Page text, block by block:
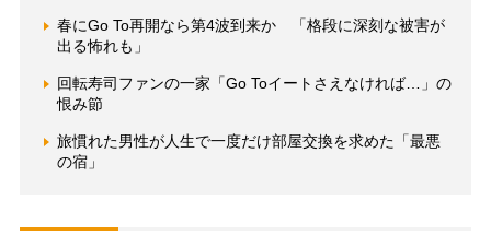
春にGo To再開なら第4波到来か 「格段に深刻な被害が
出る怖れも」
回転寿司ファンの一家「Go Toイートさえなければ…」の
恨み節
旅慣れた男性が人生で一度だけ部屋交換を求めた「最悪
の宿」